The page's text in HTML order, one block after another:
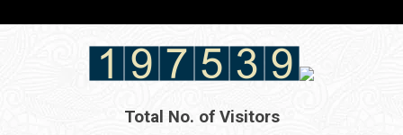
Total No. of Visitors